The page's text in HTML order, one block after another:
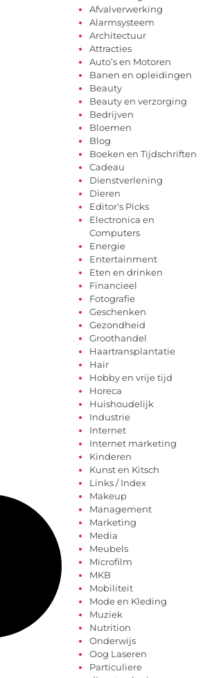
Afvalverwerking
Alarmsysteem
Architectuur
Attracties
Auto’s en Motoren
Banen en opleidingen
Beauty
Beauty en verzorging
Bedrijven
Bloemen
Blog
Boeken en Tijdschriften
Cadeau
Dienstverlening
Dieren
Editor's Picks
Electronica en
Computers
Energie
Entertainment
Eten en drinken
Financieel
Fotografie
Geschenken
Gezondheid
Groothandel
Haartransplantatie
Hair
Hobby en vrije tijd
Horeca
Huishoudelijk
Industrie
Internet
Internet marketing
Kinderen
Kunst en Kitsch
Links / Index
Makeup
Management
Marketing
Media
Meubels
Microfilm
MKB
Mobiliteit
Mode en Kleding
Muziek
Nutrition
Onderwijs
Oog Laseren
Particuliere